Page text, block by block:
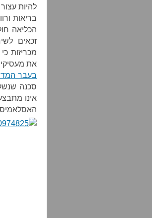
להיות
בריאות
הכליאה
זכאים
מכריזות
את
בעבר
סכנה
אינו